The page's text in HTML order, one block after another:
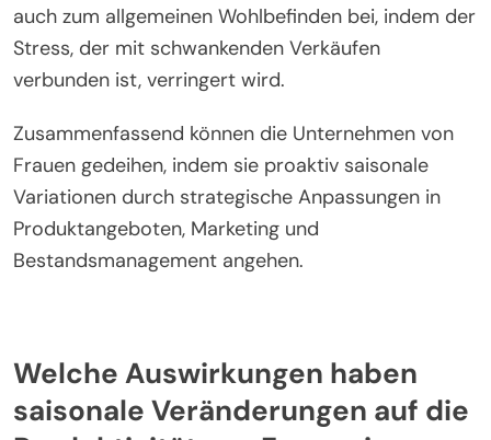
auch zum allgemeinen Wohlbefinden bei, indem der
Stress, der mit schwankenden Verkäufen
verbunden ist, verringert wird.
Zusammenfassend können die Unternehmen von
Frauen gedeihen, indem sie proaktiv saisonale
Variationen durch strategische Anpassungen in
Produktangeboten, Marketing und
Bestandsmanagement angehen.